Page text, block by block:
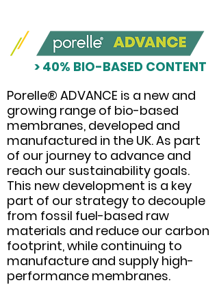
> 40% BIO-BASED CONTENT
Porelle® ADVANCE is a new and
growing range of bio-based
membranes, developed and
manufactured in the UK. As part
of our journey to advance and
reach our sustainability goals.
This new development is a key
part of our strategy to decouple
from fossil fuel-based raw
materials and reduce our carbon
footprint, while continuing to
manufacture and supply high-
performance membranes.